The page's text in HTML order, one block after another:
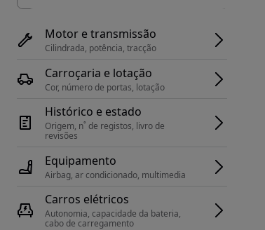
Motor e transmissão
Cilindrada, potência, tracção
Carroçaria e lotação
Cor, número de portas, lotação
Histórico e estado
Origem, n˚ de registos, livro de
revisões
Equipamento
Airbag, ar condicionado, multimedia
Carros elétricos
Autonomia, capacidade da bateria,
cabo de carregamento